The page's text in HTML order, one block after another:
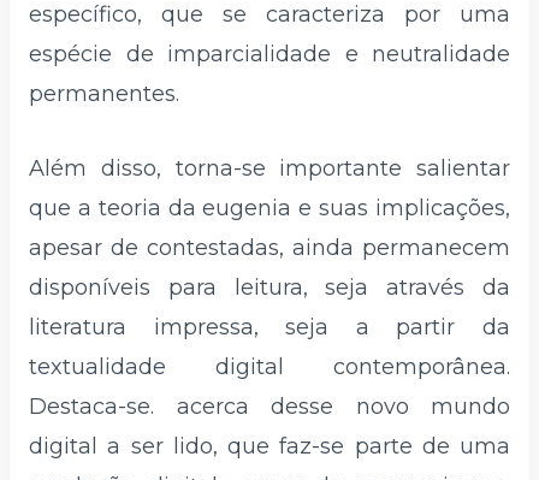
específico, que se caracteriza por uma
espécie de imparcialidade e neutralidade
permanentes.
Além disso, torna-se importante salientar
que a teoria da eugenia e suas implicações,
apesar de contestadas, ainda permanecem
disponíveis para leitura, seja através da
literatura impressa, seja a partir da
textualidade digital contemporânea.
Destaca-se. acerca desse novo mundo
digital a ser lido, que faz-se parte de uma